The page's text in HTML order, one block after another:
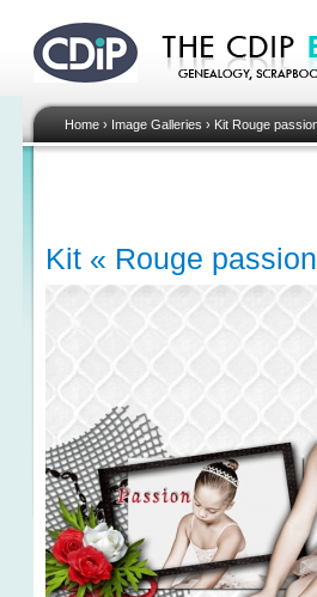
Home› Image Galleries › Kit Rouge
Kit « Rouge